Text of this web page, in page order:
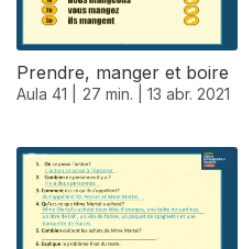
Prendre, manger et boire
Aula 41 | 27 min. | 13 abr. 2021